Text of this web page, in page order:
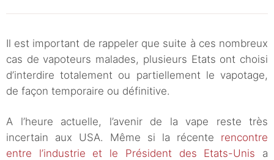
Il est important de rappeler que suite à ces nombreux
cas de vapoteurs malades, plusieurs Etats ont choisi
d’interdire totalement ou partiellement le vapotage,
de façon temporaire ou définitive.
A l’heure actuelle, l’avenir de la vape reste très
incertain aux USA. Même si la récente rencontre
entre l’industrie et le Président des Etats-Unis a